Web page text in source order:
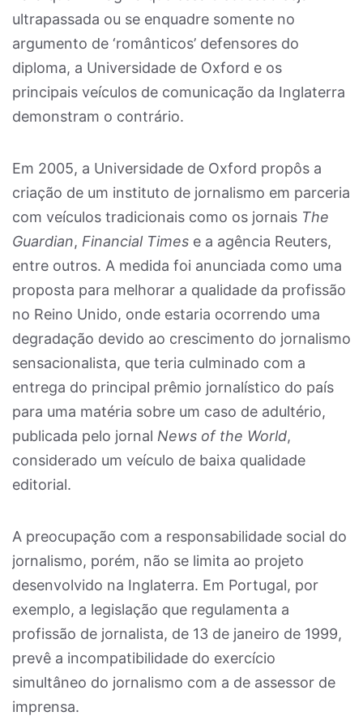
ultrapassada ou se enquadre somente no
argumento de ‘românticos’ defensores do
diploma, a Universidade de Oxford e os
principais veículos de comunicação da Inglaterra
demonstram o contrário.
Em 2005, a Universidade de Oxford propôs a
criação de um instituto de jornalismo em parceria
com veículos tradicionais como os jornais The
Guardian, Financial Times e a agência Reuters,
entre outros. A medida foi anunciada como uma
proposta para melhorar a qualidade da profissão
no Reino Unido, onde estaria ocorrendo uma
degradação devido ao crescimento do jornalismo
sensacionalista, que teria culminado com a
entrega do principal prêmio jornalístico do país
para uma matéria sobre um caso de adultério,
publicada pelo jornal News of the World,
considerado um veículo de baixa qualidade
editorial.
A preocupação com a responsabilidade social do
jornalismo, porém, não se limita ao projeto
desenvolvido na Inglaterra. Em Portugal, por
exemplo, a legislação que regulamenta a
profissão de jornalista, de 13 de janeiro de 1999,
prevê a incompatibilidade do exercício
simultâneo do jornalismo com a de assessor de
imprensa.